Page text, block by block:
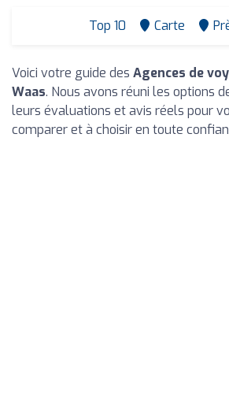
Top 10 Carte
Voici votre guide des Agences de
Waas. Nous avons réuni les options
leurs évaluations et avis réels pour
comparer et à choisir en toute